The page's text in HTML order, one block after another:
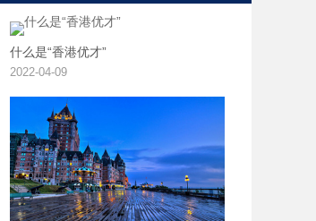
什么是“香港优才”
2022-04-09